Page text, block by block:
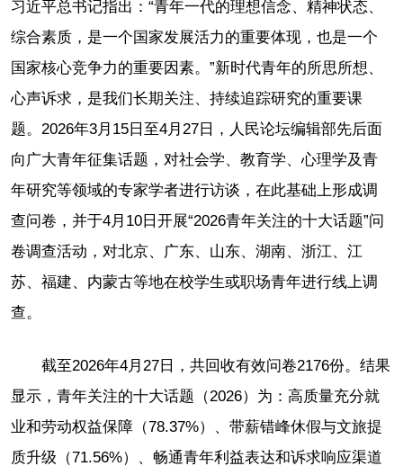
习近平总书记指出：“青年一代的理想信念、精神状态、
综合素质，是一个国家发展活力的重要体现，也是一个
国家核心竞争力的重要因素。”新时代青年的所思所想、
心声诉求，是我们长期关注、持续追踪研究的重要课
题。2026年3月15日至4月27日，人民论坛编辑部先后面
向广大青年征集话题，对社会学、教育学、心理学及青
年研究等领域的专家学者进行访谈，在此基础上形成调
查问卷，并于4月10日开展“2026青年关注的十大话题”问
卷调查活动，对北京、广东、山东、湖南、浙江、江
苏、福建、内蒙古等地在校学生或职场青年进行线上调
查。
截至2026年4月27日，共回收有效问卷2176份。结果
显示，青年关注的十大话题（2026）为：高质量充分就
业和劳动权益保障（78.37%）、带薪错峰休假与文旅提
质升级（71.56%）、畅通青年利益表达和诉求响应渠道